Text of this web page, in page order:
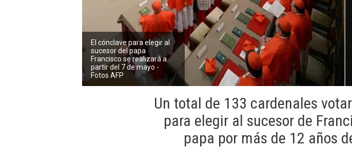
El cónclave para elegir al
sucesor del papa
Francisco se realizará a
partir del 7 de mayo -
Fotos AFP
Un total de 133 cardenales
para elegir al sucesor de
papa por más de 12 años